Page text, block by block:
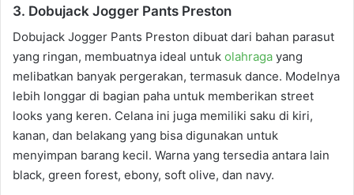
3. Dobujack Jogger Pants Preston
Dobujack Jogger Pants Preston dibuat dari bahan parasut
yang ringan, membuatnya ideal untuk olahraga yang
melibatkan banyak pergerakan, termasuk dance. Modelnya
lebih longgar di bagian paha untuk memberikan street
looks yang keren. Celana ini juga memiliki saku di kiri,
kanan, dan belakang yang bisa digunakan untuk
menyimpan barang kecil. Warna yang tersedia antara lain
black, green forest, ebony, soft olive, dan navy.